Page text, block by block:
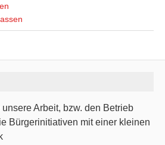
Arbeit, bzw. den Betrieb
Bürgerinitiativen mit einer kleinen